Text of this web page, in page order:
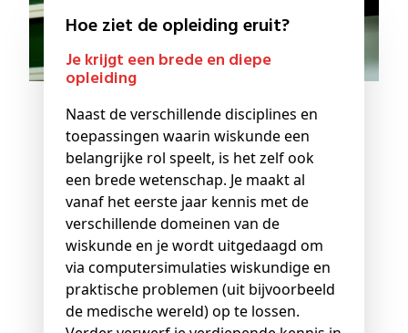
Hoe ziet de opleiding eruit?
Je krijgt een brede en diepe
opleiding
Naast de verschillende disciplines en
toepassingen waarin wiskunde een
belangrijke rol speelt, is het zelf ook
een brede wetenschap. Je maakt al
vanaf het eerste jaar kennis met de
verschillende domeinen van de
wiskunde en je wordt uitgedaagd om
via computersimulaties wiskundige en
praktische problemen (uit bijvoorbeeld
de medische wereld) op te lossen.